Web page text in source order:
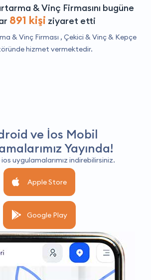
& Vinç Firmasını bugüne
891 kişi ziyaret etti
& Vinç Firması , Çekici & Vinç & Kepçe
hizmet vermektedir.
ve İos Mobil
Yayında!
uygulamalarımız indirebilirsiniz.
Apple Store
Google Play